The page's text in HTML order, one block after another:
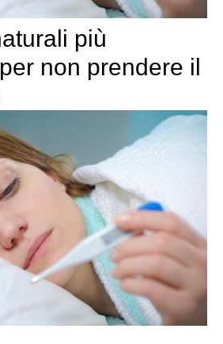
più
non prendere il